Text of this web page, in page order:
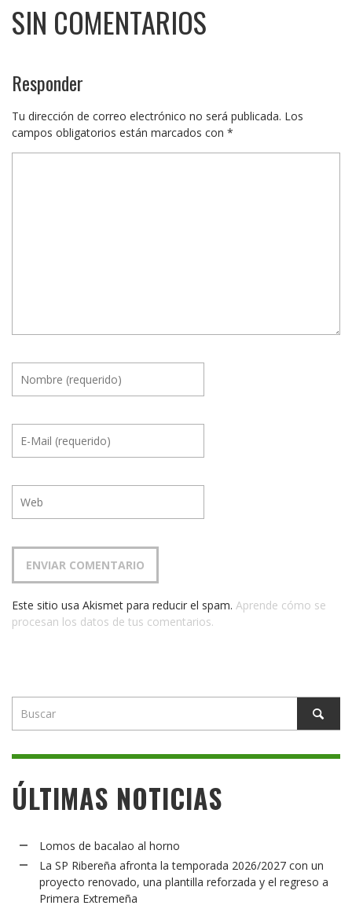
SIN COMENTARIOS
Responder
Tu dirección de correo electrónico no será publicada. Los
campos obligatorios están marcados con *
Este sitio usa Akismet para reducir el spam. Aprende cómo se
procesan los datos de tus comentarios.
ÚLTIMAS NOTICIAS
Lomos de bacalao al horno
La SP Ribereña afronta la temporada 2026/2027 con un
proyecto renovado, una plantilla reforzada y el regreso a
Primera Extremeña